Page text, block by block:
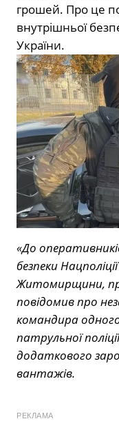
грошей. Про це
внутрішньої
України.
«До
безпеки
Житомирщини,
повідомив про
командира
патрульної
додаткового
вантажів.
РЕКЛАМА